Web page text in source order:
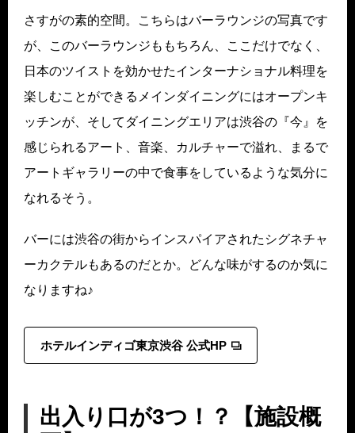
さすがの素的空間。こちらはバーラウンジの写真です
が、このバーラウンジももちろん、ここだけでなく、
日本のツイストを効かせたインターナショナル料理を
楽しむことができるメインダイニングにはオープンキ
ッチンが、そしてダイニングエリアは渋谷の『今』を
感じられるアート、音楽、カルチャーで溢れ、まるで
アートギャラリーの中で食事をしているような気分に
なれるそう。
バーには渋谷の街からインスパイアされたシグネチャ
ーカクテルもあるのだとか。どんな味がするのか気に
なりますね♪
ホテルインディゴ東京渋谷 公式HP
出入り口が3つ！？【施設概